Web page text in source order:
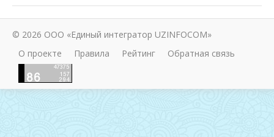
© 2026 ООО «Единый интегратор UZINFOCOM»
О проекте
Правила Рейтинг Обратная связь